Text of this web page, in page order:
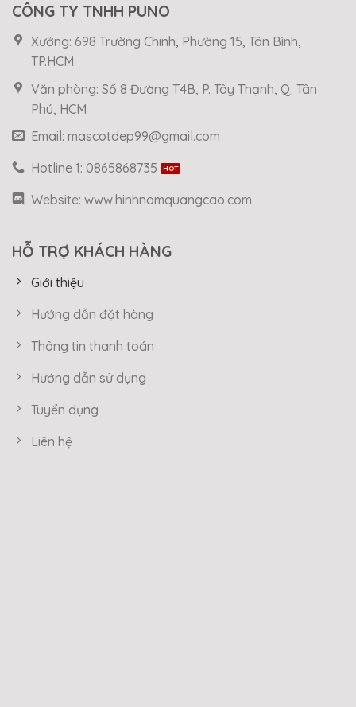
CÔNG TY TNHH PUNO
Xưởng: 698 Trường Chinh, Phường 15, Tân Bình,
TP.HCM
Văn phòng: Số 8 Đường T4B, P. Tây Thạnh, Q. Tân
Phú, HCM
Email: mascotdep99@gmail.com
Hotline 1: 0865868735
Website: www.hinhnomquangcao.com
HỖ TRỢ KHÁCH HÀNG
Giới thiệu
Hướng dẫn đặt hàng
Thông tin thanh toán
Hướng dẫn sử dụng
Tuyển dụng
Liên hệ